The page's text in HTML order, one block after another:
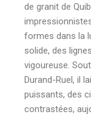
de granit de
formes dans la
solide, des
vigoureuse.
Durand-Ruel, il
puissants, des
contrastées,